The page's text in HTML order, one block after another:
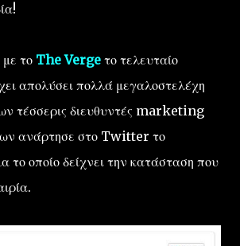
το The Verge το τελευταίο
απολύσει πολλά μεγαλοστελέχη
τέσσερις διευθυντές marketing
ανάρτησε στο Twitter το
οποίο δείχνει την κατάσταση που